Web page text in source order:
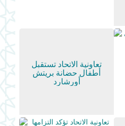
أطفال حضانة بريتش
أورشارد